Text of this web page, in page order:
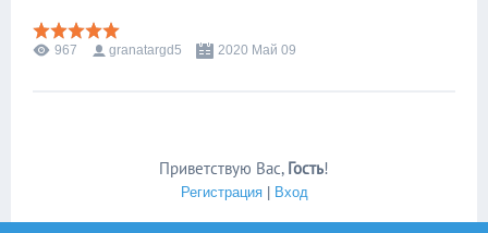
967 granatargd5 2020 Май 09
Приветствую Вас, Гость!
Регистрация| Вход